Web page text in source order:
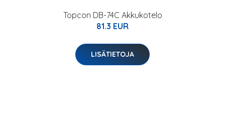
Topcon DB-74C Akkukotelo
81.3 EUR
LISÄTIETOJA